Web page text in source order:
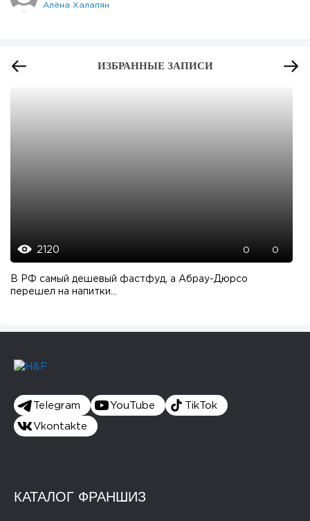
Алёна Халапян
ИЗБРАННЫЕ ЗАПИСИ
2120 0 0
В РФ самый дешевый фастфуд, а Абрау-Дюрсо
перешел на напитки...
Telegram YouTube TikTok
Vkontakte
КАТАЛОГ ФРАНШИЗ